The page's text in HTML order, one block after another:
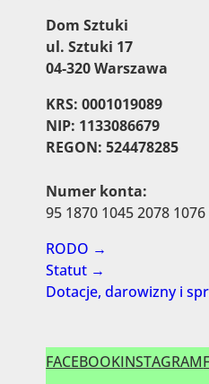
Dom Sztuki
ul. Sztuki 17
04-320 Warszawa
KRS: 0001019089
NIP: 1133086679
REGON: 524478285
Numer konta:
95 1870 1045 2078 1076
RODO →
Statut →
Dotacje, darowizny i
FACEBOOKINSTAGRAM